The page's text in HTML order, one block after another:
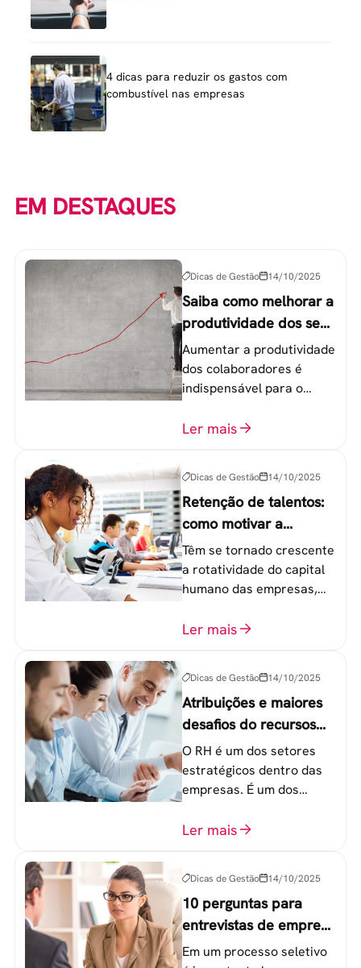
4 dicas para reduzir os gastos com
combustível nas empresas
EM DESTAQUES
Dicas de Gestão 14/10/2025
Saiba como melhorar a
produtividade dos seus
colaboradores
Aumentar a produtividade
dos colaboradores é
indispensável para o
equipe de trabalho. 6
Ler mais
Dicas de Gestão 14/10/2025
Retenção de talentos:
como motivar a
geração Y nas
empresas?
Têm se tornado crescente
a rotatividade do capital
humano das empresas,
colaboradores na faixa de
Ler mais
Dicas de Gestão 14/10/2025
Atribuições e maiores
desafios do recursos
humanos em uma
empresa
O RH é um dos setores
estratégicos dentro das
empresas. É um dos
o atingimento das metas
Ler mais
Dicas de Gestão 14/10/2025
10 perguntas para
entrevistas de emprego
que recrutadores não
Em um processo seletivo